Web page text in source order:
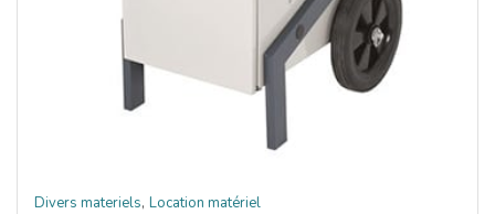
Divers materiels, Location matériel